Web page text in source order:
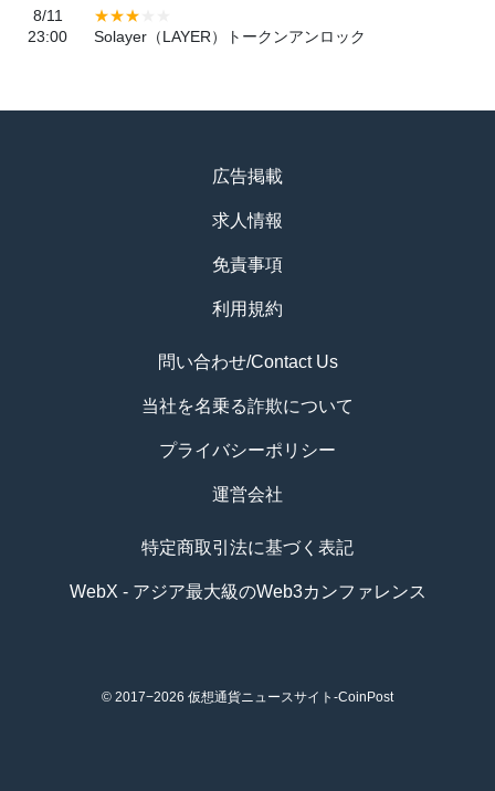
8/11
23:00
Solayer（LAYER）トークンアンロック
広告掲載
求人情報
免責事項
利用規約
問い合わせ/Contact Us
当社を名乗る詐欺について
プライバシーポリシー
運営会社
特定商取引法に基づく表記
WebX - アジア最大級のWeb3カンファレンス
© 2017−2026 仮想通貨ニュースサイト-CoinPost